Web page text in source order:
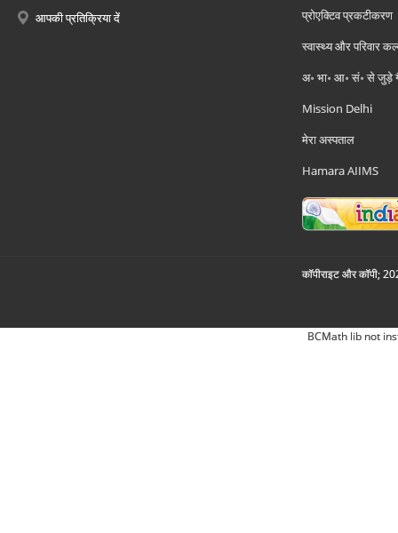
आपकी प्रतिक्रिया दें
प्रोएक्टिव प्रकटीकरण
स्वास्थ्य और परिवार
अ॰ भा॰ आ॰ सं॰ से जुड़े
Mission Delhi
मेरा अस्पताल
Hamara AIIMS
कॉपीराइट और कॉपी;
BCMath lib not